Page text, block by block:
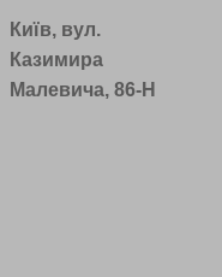
Київ, вул.
Казимира
Малевича, 86-Н